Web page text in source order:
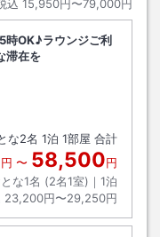
込 15,950円〜79,000円
時OK♪ラウンジご利
滞在を
な2名 1泊 1部屋 合計
円 〜 58,500円
な1名 (2名1室)｜ 1泊
23,200円〜29,250円